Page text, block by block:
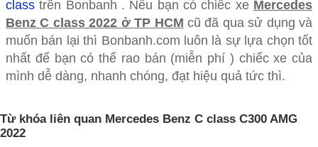
class trên Bonbanh . Nếu bạn có chiếc xe Mercedes
Benz C class 2022 ở TP HCM cũ đã qua sử dụng và
muốn bán lại thì Bonbanh.com luôn là sự lựa chọn tốt
nhất để bạn có thể rao bán (miễn phí ) chiếc xe của
mình dễ dàng, nhanh chóng, đạt hiệu quả tức thì.
Từ khóa liên quan Mercedes Benz C class C300 AMG
2022